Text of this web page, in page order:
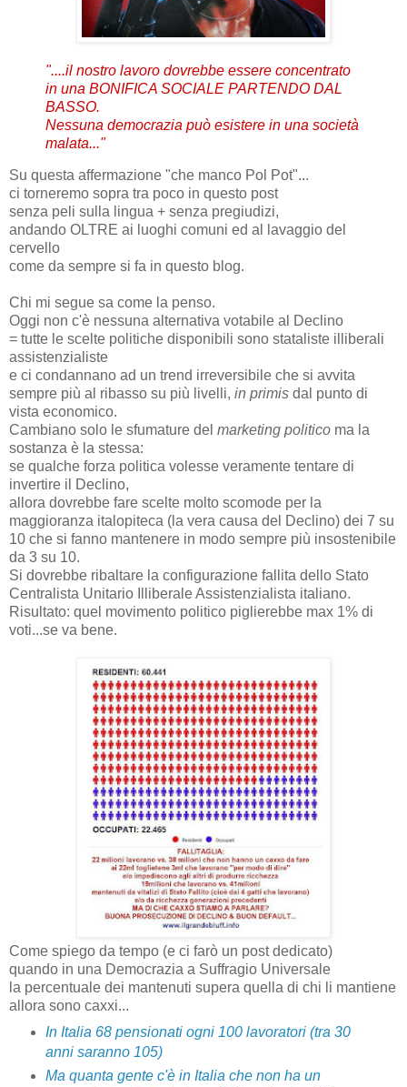
"....il nostro lavoro dovrebbe essere concentrato
in una BONIFICA SOCIALE PARTENDO DAL
BASSO.
Nessuna democrazia può esistere in una società
malata..."
Su questa affermazione "che manco Pol Pot"...
ci torneremo sopra tra poco in questo post
senza peli sulla lingua + senza pregiudizi,
andando OLTRE ai luoghi comuni ed al lavaggio del
cervello
come da sempre si fa in questo blog.
Chi mi segue sa come la penso.
Oggi non c'è nessuna alternativa votabile al Declino
= tutte le scelte politiche disponibili sono stataliste illiberali
assistenzialiste
e ci condannano ad un trend irreversibile che si avvita
sempre più al ribasso su più livelli, in primis dal punto di
vista economico.
Cambiano solo le sfumature del marketing politico ma la
sostanza è la stessa:
se qualche forza politica volesse veramente tentare di
invertire il Declino,
allora dovrebbe fare scelte molto scomode per la
maggioranza italopiteca (la vera causa del Declino) dei 7 su
10 che si fanno mantenere in modo sempre più insostenibile
da 3 su 10.
Si dovrebbe ribaltare la configurazione fallita dello Stato
Centralista Unitario Illiberale Assistenzialista italiano.
Risultato: quel movimento politico piglierebbe max 1% di
voti...se va bene.
Come spiego da tempo (e ci farò un post dedicato)
quando in una Democrazia a Suffragio Universale
la percentuale dei mantenuti supera quella di chi li mantiene
allora sono caxxi...
In Italia 68 pensionati ogni 100 lavoratori (tra 30
anni saranno 105)
Ma quanta gente c'è in Italia che non ha un